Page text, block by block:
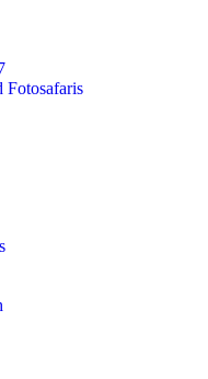
Fotosafaris